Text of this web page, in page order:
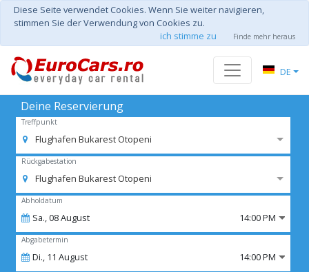
Diese Seite verwendet Cookies. Wenn Sie weiter navigieren,
stimmen Sie der Verwendung von Cookies zu.
ich stimme zu
Finde mehr heraus
DE
Deine Reservierung
Treffpunkt
Flughafen Bukarest Otopeni
Rückgabestation
Flughafen Bukarest Otopeni
Abholdatum
Sa.,08August 14:00 PM
Abgabetermin
Di., 11 August 14:00 PM